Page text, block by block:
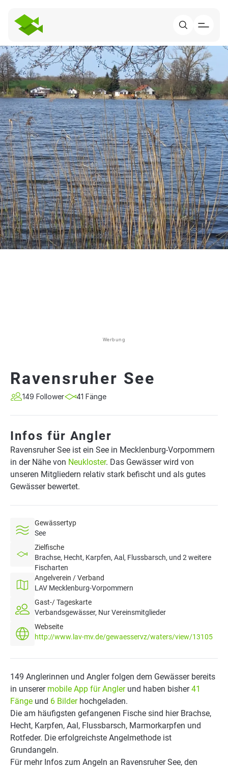
Werbung
Ravensruher See
149 Follower 41 Fänge
Infos für Angler
Ravensruher See ist ein See in Mecklenburg-Vorpommern
in der Nähe von Neukloster. Das Gewässer wird von
unseren Mitgliedern relativ stark befischt und als gutes
Gewässer bewertet.
Gewässertyp
See
Zielfische
Brachse, Hecht, Karpfen, Aal, Flussbarsch, und 2 weitere
Fischarten
Angelverein / Verband
LAV Mecklenburg-Vorpommern
Gast-/ Tageskarte
Verbandsgewässer, Nur Vereinsmitglieder
Webseite
http://www.lav-mv.de/gewaesservz/waters/view/13105
149 Anglerinnen und Angler folgen dem Gewässer bereits
in unserer mobile App für Anglerund haben bisher41
Fänge und 6 Bilderhochgeladen.
Die am häufigsten gefangenen Fische sind hier Brachse,
Hecht, Karpfen, Aal, Flussbarsch, Marmorkarpfen und
Rotfeder. Die erfolgreichste Angelmethode ist
Grundangeln.
Für mehr Infos zum Angeln an Ravensruher See, den